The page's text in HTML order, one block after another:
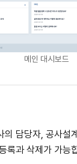
메인 대시보드
의 담당자, 공사설
록과 삭제가 가능